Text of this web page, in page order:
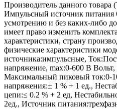
Производитель данного
Импульсный источник питания
усмотрению и без каких-либо
имеет право изменить
характеристики, страну
физические характеристики
источника:импульсные, Ток:
напряжение, max:0-600 В Вольт,
Максимальный пиковый ток:0-
напряжения:± 1 % + 1 ед.,
цепи:≤ 0.2 % + 2 ед,
2ед., Источник питания: